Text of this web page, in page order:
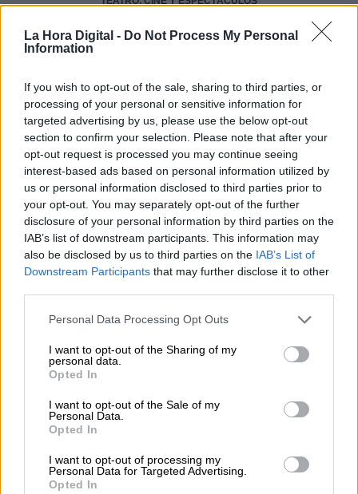
La Hora Digital - Do Not Process My Personal
Information
If you wish to opt-out of the sale, sharing to third parties, or
processing of your personal or sensitive information for
targeted advertising by us, please use the below opt-out
section to confirm your selection. Please note that after your
opt-out request is processed you may continue seeing
interest-based ads based on personal information utilized by
us or personal information disclosed to third parties prior to
your opt-out. You may separately opt-out of the further
disclosure of your personal information by third parties on the
IAB’s list of downstream participants. This information may
also be disclosed by us to third parties on the IAB’s List of
Downstream Participants that may further disclose it to other
Personal Data Processing Opt Outs
I want to opt-out of the Sharing of my
personal data.
Opted In
I want to opt-out of the Sale of my
Personal Data.
Opted In
I want to opt-out of processing my
Personal Data for Targeted Advertising.
Opted In
de las palabras que miran
Recuerdos, relatos, instrucciones, convergencias,
y el lenguaje, siempre sorprendente, de Julio
Cortázar, y sus historias de Cronopios y Rayuelas,
Bestiario, Autonautas, dando la vuelta al día en
ochenta mundos o el último round, pameos y
meopas.
AUTOR ALBERTO MORATE
Mas artículos del mismo autor/a
VIERNES, 25 OCTUBRE 2024